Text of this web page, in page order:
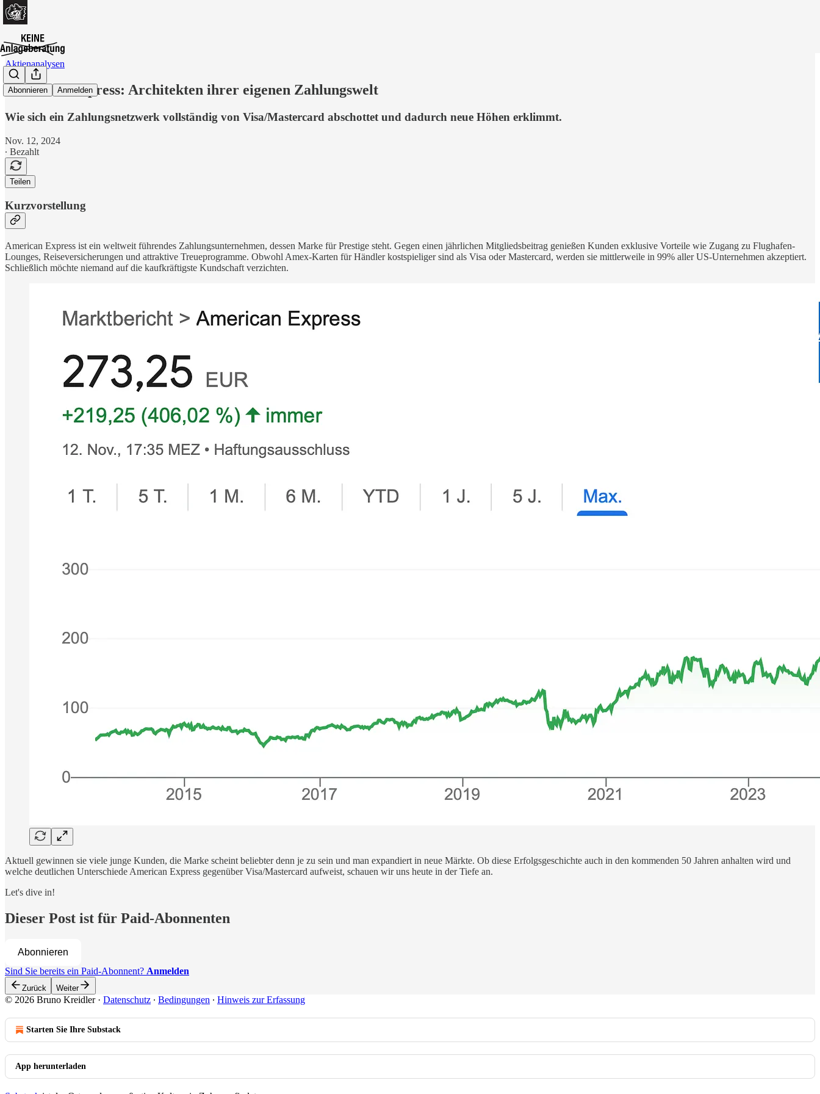
Abonnieren Anmelden
Aktienanalysen
American Express: Architekten ihrer eigenen Zahlungswelt
Wie sich ein Zahlungsnetzwerk vollständig von Visa/Mastercard abschottet und dadurch neue Höhen erklimmt.
Nov. 12, 2024
∙ Bezahlt
Teilen
Kurzvorstellung
American Express ist ein weltweit führendes Zahlungsunternehmen, dessen Marke für Prestige steht. Gegen einen jährlichen Mitgliedsbeitrag genießen Kunden exklusive Vorteile wie Zugang zu Flughafen-
Lounges, Reiseversicherungen und attraktive Treueprogramme. Obwohl Amex-Karten für Händler kostspieliger sind als Visa oder Mastercard, werden sie mittlerweile in 99% aller US-Unternehmen akzeptiert.
Schließlich möchte niemand auf die kaufkräftigste Kundschaft verzichten.
Aktuell gewinnen sie viele junge Kunden, die Marke scheint beliebter denn je zu sein und man expandiert in neue Märkte. Ob diese Erfolgsgeschichte auch in den kommenden 50 Jahren anhalten wird und
welche deutlichen Unterschiede American Express gegenüber Visa/Mastercard aufweist, schauen wir uns heute in der Tiefe an.
Let's dive in!
Dieser Post ist für Paid-Abonnenten
Abonnieren
Sind Sie bereits ein Paid-Abonnent? Anmelden
Zurück Weiter
© 2026 Bruno Kreidler· Datenschutz ∙ Bedingungen ∙ Hinweis zur Erfassung
Starten Sie Ihre Substack
App herunterladen